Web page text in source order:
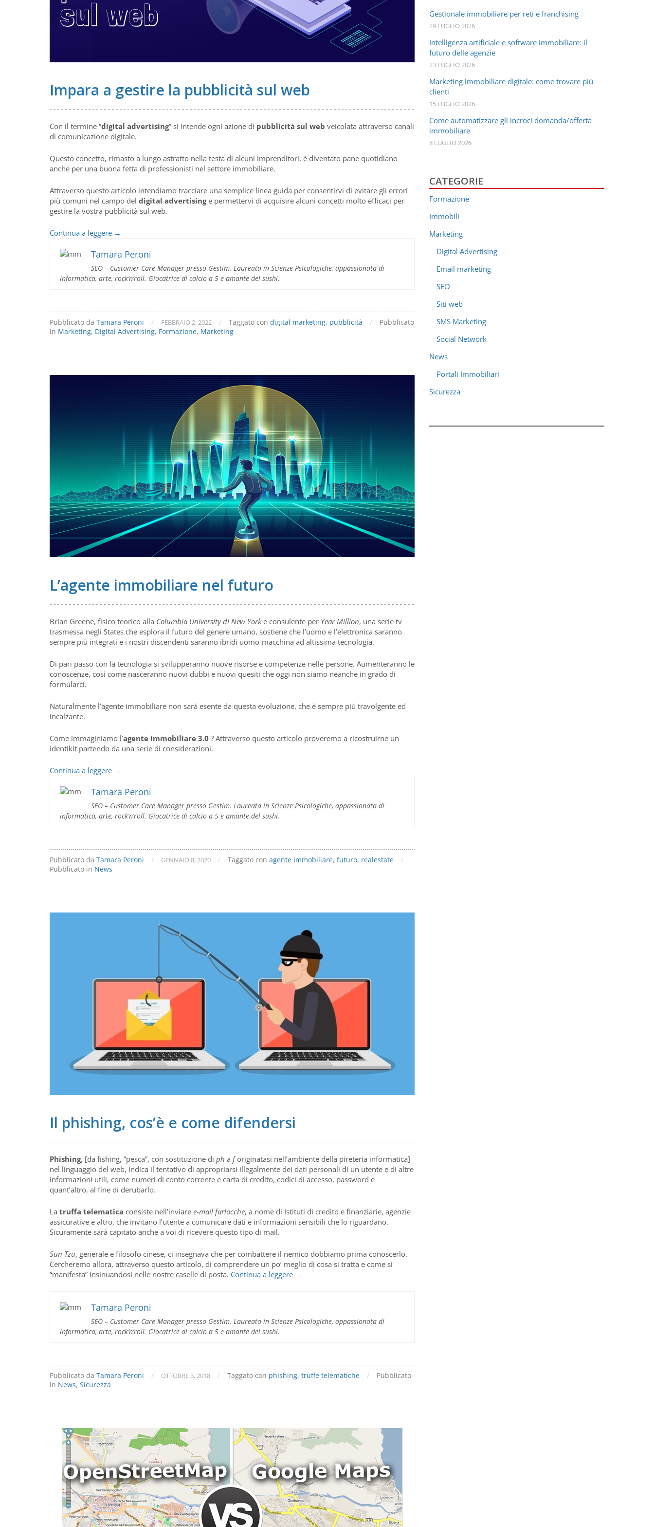
Impara a gestire la pubblicità sul web
Con il termine “digital advertising” si intende ogni azione di pubblicità sul web veicolata attraverso canali
di comunicazione digitale.
Questo concetto, rimasto a lungo astratto nella testa di alcuni imprenditori, è diventato pane quotidiano
anche per una buona fetta di professionisti nel settore immobiliare.
Attraverso questo articolo intendiamo tracciare una semplice linea guida per consentirvi di evitare gli errori
più comuni nel campo del digital advertisinge permettervi di acquisire alcuni concetti molto efficaci per
gestire la vostra pubblicità sul web.
Continua a leggere Impara
gestire
pubblicità
sul
→
Tamara Peroni
SEO – Customer Care Manager presso Gestim. Laureata in Scienze Psicologiche, appassionata di
informatica, arte, rock’n’roll. Giocatrice di calcio a 5 e amante del sushi.
Pubblicato da Tamara Peroni / FEBBRAIO 2, 2022 / Taggato con digital marketing, pubblicità /
Pubblicato
in Marketing, Digital Advertising, Formazione, Marketing
L’agente immobiliare nel futuro
Brian Greene, fisico teorico alla Columbia University di New Yorke consulente per Year Million, una serie tv
trasmessa negli States che esplora il futuro del genere umano, sostiene che l’uomo e l’elettronica saranno
sempre più integrati e i nostri discendenti saranno ibridi uomo-macchina ad altissima tecnologia.
Di pari passo con la tecnologia si svilupperanno nuove risorse e competenze nelle persone. Aumenteranno le
conoscenze, così come nasceranno nuovi dubbi e nuovi quesiti che oggi non siamo neanche in grado di
formularci.
Naturalmente l’agente immobiliare non sarà esente da questa evoluzione, che è sempre più travolgente ed
incalzante.
Come immaginiamo l’agente immobiliare 3.0 ? Attraverso questo articolo proveremo a ricostruirne un
identikit partendo da una serie di considerazioni.
Continua a leggere L’agente
nel
→
Tamara Peroni
SEO – Customer Care Manager presso Gestim. Laureata in Scienze Psicologiche, appassionata di
informatica, arte, rock’n’roll. Giocatrice di calcio a 5 e amante del sushi.
Pubblicato da Tamara Peroni / GENNAIO 8, 2020 / Taggato con agente immobiliare, futuro, realestate
/
Pubblicato in News
Il phishing, cos’è e come difendersi
Phishing, [da fishing, “pesca”, con sostituzione di ph a foriginatasi nell’ambiente della pireteria informatica]
nel linguaggio del web, indica il tentativo di appropriarsi illegalmente dei dati personali di un utente e di altre
informazioni utili, come numeri di conto corrente e carta di credito, codici di accesso, password e
quant’altro, al fine di derubarlo.
La truffa telematica consiste nell’inviare e-mail farlocche, a nome di Istituti di credito e finanziarie, agenzie
assicurative e altro, che invitano l’utente a comunicare dati e informazioni sensibili che lo riguardano.
Sicuramente sarà capitato anche a voi di ricevere questo tipo di mail.
Sun Tzu, generale e filosofo cinese, ci insegnava che per combattere il nemico dobbiamo prima conoscerlo.
Cercheremo allora, attraverso questo articolo, di comprendere un po’ meglio di cosa si tratta e come si
“manifesta” insinuandosi nelle nostre caselle di posta. Continua a leggere Il
difendersi
→
Tamara Peroni
SEO – Customer Care Manager presso Gestim. Laureata in Scienze Psicologiche, appassionata di
informatica, arte, rock’n’roll. Giocatrice di calcio a 5 e amante del sushi.
Pubblicato da Tamara Peroni / OTTOBRE 3, 2018 / Taggato con phishing, truffe telematiche /
Pubblicato
in News, Sicurezza
Gestionale immobiliare per reti e franchising
29 LUGLIO 2026
Intelligenza artificiale e software immobiliare: il
futuro delle agenzie
23 LUGLIO 2026
Marketing immobiliare digitale: come trovare più
clienti
15 LUGLIO 2026
Come automatizzare gli incroci domanda/offerta
immobiliare
8 LUGLIO 2026
CATEGORIE
Formazione
Immobili
Marketing
Digital Advertising
Email marketing
SEO
Siti web
SMS Marketing
Social Network
News
Portali Immobiliari
Sicurezza